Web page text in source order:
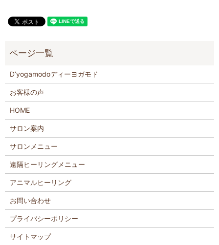
D’yogamodoディーヨガモド
お客様の声
HOME
サロン案内
サロンメニュー
遠隔ヒーリングメニュー
アニマルヒーリング
お問い合わせ
プライバシーポリシー
サイトマップ